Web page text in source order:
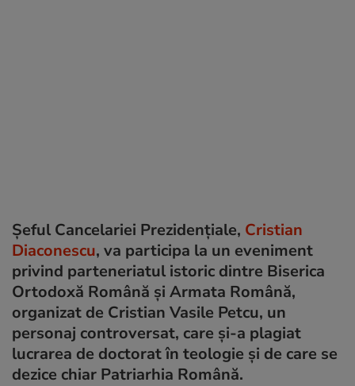
Șeful Cancelariei Prezidențiale, Cristian
Diaconescu, va participa la un eveniment
privind parteneriatul istoric dintre Biserica
Ortodoxă Română și Armata Română,
organizat de Cristian Vasile Petcu, un
personaj controversat, care și-a plagiat
lucrarea de doctorat în teologie și de care se
dezice chiar Patriarhia Română.